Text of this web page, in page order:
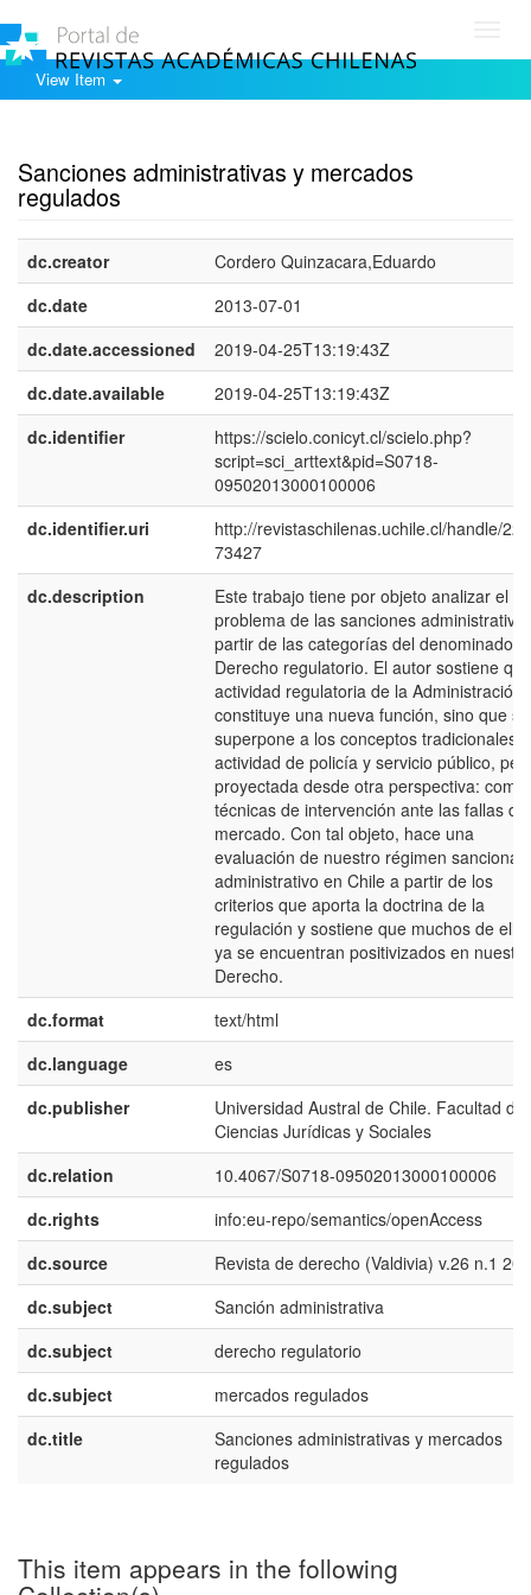
View Item
Sanciones administrativas y mercados
regulados
dc.creator
Cordero Quinzacara,Eduardo
dc.date
2013-07-01
dc.date.accessioned
2019-04-25T13:19:43Z
dc.date.available
2019-04-25T13:19:43Z
dc.identifier
https://scielo.conicyt.cl/scielo.php?
script=sci_arttext&pid=S0718-
09502013000100006
dc.identifier.uri
http://revistaschilenas.uchile.cl/handle/
73427
dc.description
Este trabajo tiene por objeto analizar el
problema de las sanciones
partir de las categorías del denominado
Derecho regulatorio. El autor sostiene
actividad regulatoria de la Administración
constituye una nueva función, sino que se
superpone a los conceptos tradicionales
actividad de policía y servicio público,
proyectada desde otra perspectiva: como
técnicas de intervención ante las fallas del
mercado. Con tal objeto, hace una
evaluación de nuestro régimen
administrativo en Chile a partir de los
criterios que aporta la doctrina de la
regulación y sostiene que muchos de
ya se encuentran positivizados en nuestro
Derecho.
dc.format
text/html
dc.language
es
dc.publisher
Universidad Austral de Chile. Facultad de
Ciencias Jurídicas y Sociales
dc.relation
10.4067/S0718-09502013000100006
dc.rights
info:eu-repo/semantics/openAccess
dc.source
Revista de derecho (Valdivia) v.26 n.1
dc.subject
Sanción administrativa
dc.subject
derecho regulatorio
dc.subject
mercados regulados
dc.title
Sanciones administrativas y mercados
regulados
This item appears in the following